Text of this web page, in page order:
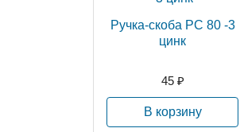
Ручка-скоба РС 80 -3
цинк
45 ₽
В корзину